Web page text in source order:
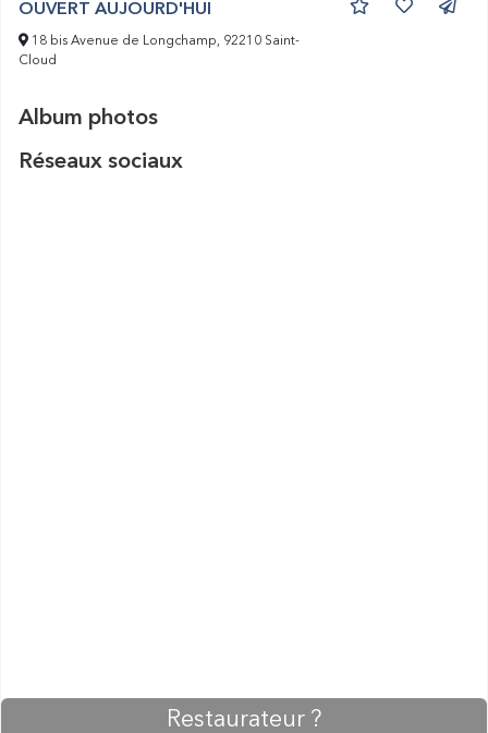
OUVERT AUJOURD'HUI
18 bis Avenue de Longchamp, 92210 Saint-
Cloud
Album photos
Réseaux sociaux
Restaurateur ?